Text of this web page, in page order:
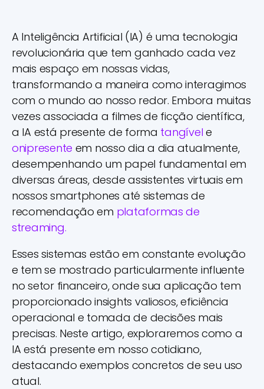
A Inteligência Artificial (IA) é uma tecnologia
revolucionária que tem ganhado cada vez
mais espaço em nossas vidas,
transformando a maneira como interagimos
com o mundo ao nosso redor. Embora muitas
vezes associada a filmes de ficção científica,
a IA está presente de forma tangívele
onipresente em nosso dia a dia atualmente,
desempenhando um papel fundamental em
diversas áreas, desde assistentes virtuais em
nossos smartphones até sistemas de
recomendação em plataformas de
streaming.
Esses sistemas estão em constante evolução
e tem se mostrado particularmente influente
no setor financeiro, onde sua aplicação tem
proporcionado insights valiosos, eficiência
operacional e tomada de decisões mais
precisas. Neste artigo, exploraremos como a
IA está presente em nosso cotidiano,
destacando exemplos concretos de seu uso
atual.